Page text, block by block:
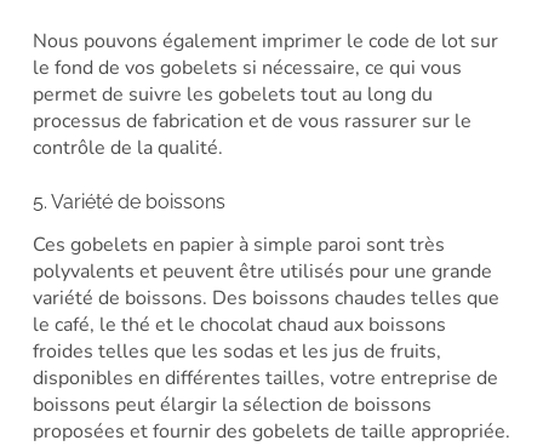
Nous pouvons également imprimer le code de lot sur
le fond de vos gobelets si nécessaire, ce qui vous
permet de suivre les gobelets tout au long du
processus de fabrication et de vous rassurer sur le
contrôle de la qualité.
5. Variété de boissons
Ces gobelets en papier à simple paroi sont très
polyvalents et peuvent être utilisés pour une grande
variété de boissons. Des boissons chaudes telles que
le café, le thé et le chocolat chaud aux boissons
froides telles que les sodas et les jus de fruits,
disponibles en différentes tailles, votre entreprise de
boissons peut élargir la sélection de boissons
proposées et fournir des gobelets de taille appropriée.